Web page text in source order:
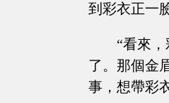
到彩衣正一
“看來
了。那個金
事，想帶彩